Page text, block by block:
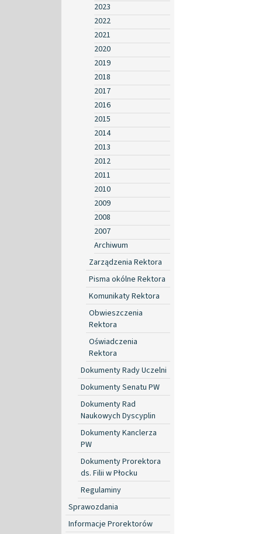
2023
2022
2021
2020
2019
2018
2017
2016
2015
2014
2013
2012
2011
2010
2009
2008
2007
Archiwum
Zarządzenia Rektora
Pisma okólne Rektora
Komunikaty Rektora
Obwieszczenia
Rektora
Oświadczenia
Rektora
Dokumenty Rady Uczelni
Dokumenty Senatu PW
Dokumenty Rad
Naukowych Dyscyplin
Dokumenty Kanclerza
PW
Dokumenty Prorektora
ds. Filii w Płocku
Regulaminy
Sprawozdania
Informacje Prorektorów